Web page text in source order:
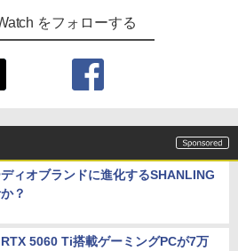
をフォローする
ィオブランドに進化するSHANLING
？
5060 Ti搭載ゲーミングPCが7万